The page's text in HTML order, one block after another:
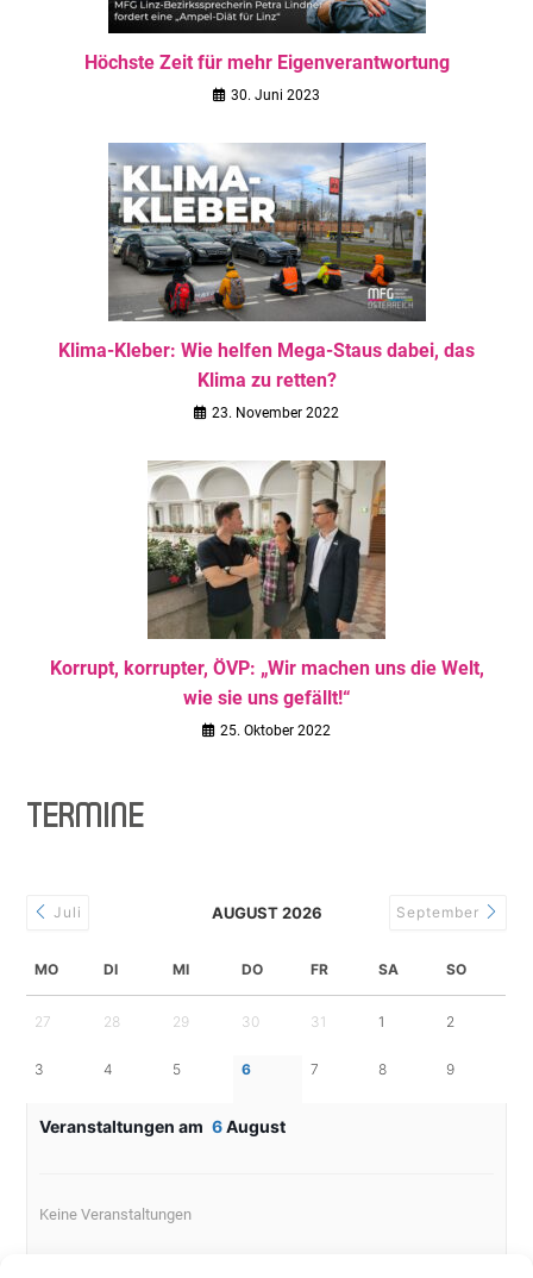
Höchste Zeit für mehr Eigenverantwortung
30. Juni 2023
Klima-Kleber: Wie helfen Mega-Staus dabei, das
Klima zu retten?
23. November 2022
Korrupt, korrupter, ÖVP: „Wir machen uns die Welt,
wie sie uns gefällt!“
25. Oktober 2022
TERMINE
Juli AUGUST 2026 September
MO DI MI DO FR SA SO
27 28 29 30 31 1 2
3 4 5 6 7 8 9
Veranstaltungen am 6August
Keine Veranstaltungen